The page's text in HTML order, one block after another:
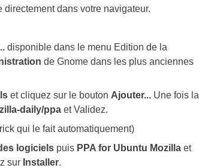
dans votre navigateur.
disponible dans le menu Edition de la
de Gnome dans les plus anciennes
et cliquez sur le bouton Ajouter... Une fois la
daily/ppa et Validez.
qui le fait automatiquement)
logiciels puis PPA for Ubuntu Mozilla et
sur Installer.